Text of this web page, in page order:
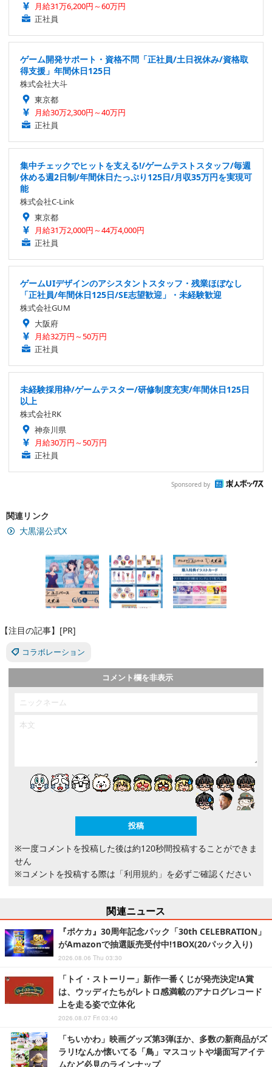
月給31万6,200円～60万円
正社員
ゲーム開発サポート・資格不問「正社員/土日祝休み/資格取
得支援」年間休日125日
株式会社大斗
東京都
月給30万2,300円～40万円
正社員
集中チェックでヒットを支える!/ゲームテストスタッフ/毎週
休める週2日制/年間休日たっぷり125日/月収35万円を実現可
能
株式会社C-Link
東京都
月給31万2,000円～44万4,000円
正社員
ゲームUIデザインのアシスタントスタッフ・残業ほぼなし
「正社員/年間休日125日/SE志望歓迎」・未経験歓迎
株式会社GUM
大阪府
月給32万円～50万円
正社員
未経験採用枠/ゲームテスター/研修制度充実/年間休日125日
以上
株式会社RK
神奈川県
月給30万円～50万円
正社員
Sponsored by
関連リンク
大黒湯公式X
【注目の記事】[PR]
コラボレーション
コメント欄を非表示
※一度コメントを投稿した後は約120秒間投稿することができま
せん
※コメントを投稿する際は 「利用規約」 を必ずご確認ください
関連ニュース
『ポケカ』30周年記念パック「30th CELEBRATION」
がAmazonで抽選販売受付中!1BOX(20パック入り)
2026.08.06 Thu 03:30
「トイ・ストーリー」新作一番くじが発売決定!A賞
は、ウッディたちがレトロ感満載のアナログレコード
上を走る姿で立体化
2026.08.07 Fri 03:40
「ちいかわ」映画グッズ第3弾ほか、多数の新商品がズ
ラリ!なんか懐いてる「鳥」マスコットや場面写アイテ
ムなど必見のラインナップ